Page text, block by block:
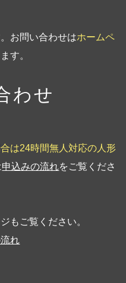
お問い合わせはホームペ
す。
わせ
は24時間無人対応の人形
申込みの流れをご覧くださ
もご覧ください。
れ